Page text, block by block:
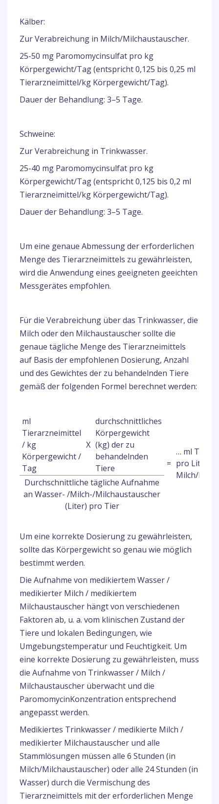
Kälber:
Zur Verabreichung in Milch/Milchaustauscher.
25-50 mg Paromomycinsulfat pro kg
Körpergewicht/Tag (entspricht 0,125 bis 0,25 ml
Tierarzneimittel/kg Körpergewicht/Tag).
Dauer der Behandlung: 3–5 Tage.
Schweine:
Zur Verabreichung in Trinkwasser.
25-40 mg Paromomycinsulfat pro kg
Körpergewicht/Tag (entspricht 0,125 bis 0,2 ml
Tierarzneimittel/kg Körpergewicht/Tag).
Dauer der Behandlung: 3–5 Tage.
Um eine genaue Abmessung der erforderlichen
Menge des Tierarzneimittels zu gewährleisten,
wird die Anwendung eines geeigneten geeichten
Messgerätes empfohlen.
Für die Verabreichung über das Trinkwasser, die
Milch oder den Milchaustauscher sollte die
genaue tägliche Menge des Tierarzneimittels
auf Basis der empfohlenen Dosierung, Anzahl
und des Gewichtes der zu behandelnden Tiere
gemäß der folgenden Formel berechnet werden:
ml
Tierarzneimittel
/ kg
Körpergewicht /
Tag
X
durchschnittliches
Körpergewicht
(kg) der zu
behandelnden
Tiere
=
… ml
pro Liter
Milch/
Durchschnittliche tägliche Aufnahme
an Wasser- /Milch-/Milchaustauscher
(Liter) pro Tier
Um eine korrekte Dosierung zu gewährleisten,
sollte das Körpergewicht so genau wie möglich
bestimmt werden.
Die Aufnahme von medikiertem Wasser /
medikierter Milch / medikiertem
Milchaustauscher hängt von verschiedenen
Faktoren ab, u. a. vom klinischen Zustand der
Tiere und lokalen Bedingungen, wie
Umgebungstemperatur und Feuchtigkeit. Um
eine korrekte Dosierung zu gewährleisten, muss
die Aufnahme von Trinkwasser / Milch /
Milchaustauscher überwacht und die
ParomomycinKonzentration entsprechend
angepasst werden.
Medikiertes Trinkwasser / medikierte Milch /
medikierter Milchaustauscher und alle
Stammlösungen müssen alle 6 Stunden (in
Milch/Milchaustauscher) oder alle 24 Stunden (in
Wasser) durch die Vermischung des
Tierarzneimittels mit der erforderlichen Menge